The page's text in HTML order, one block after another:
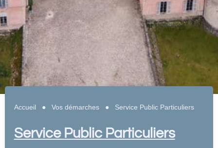
Accueil ● Vos démarches● Service Public Particuliers
Service Public Particuliers